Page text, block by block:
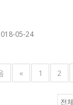
05-24
« 1 2